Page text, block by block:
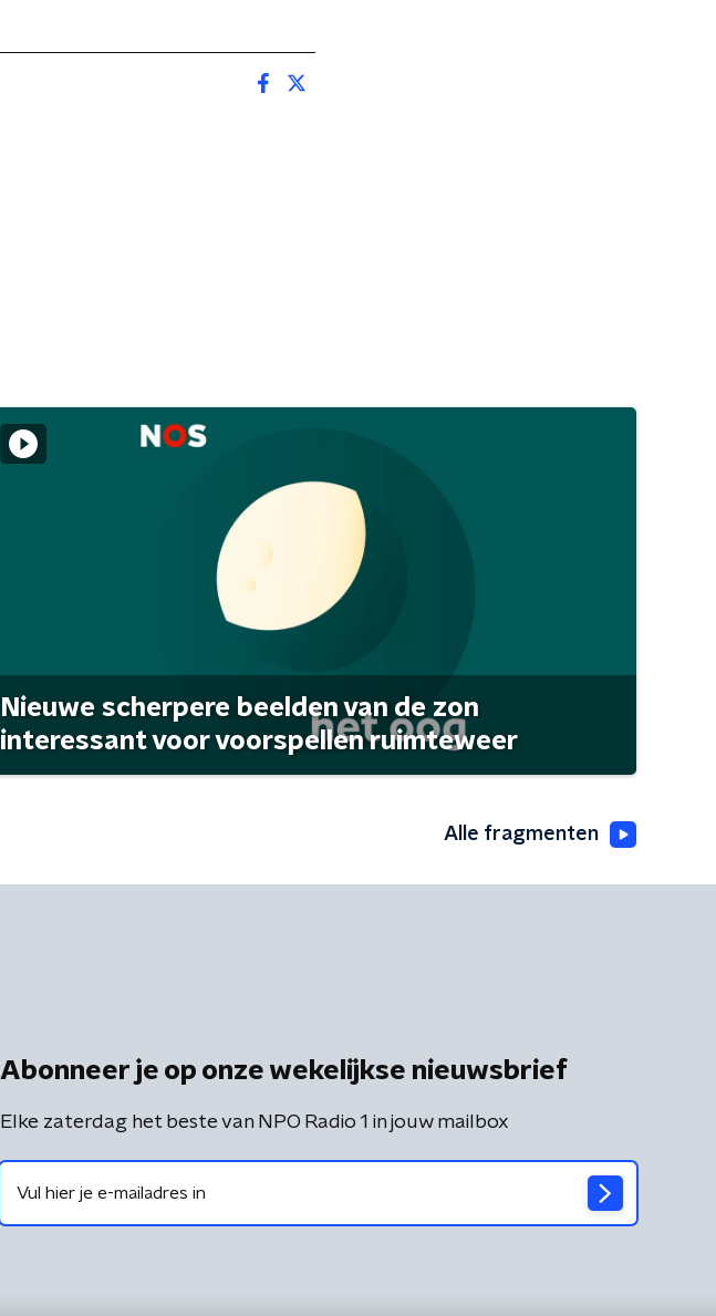
Nieuwe scherpere beelden van de zon
interessant voor voorspellen ruimteweer
Alle fragmenten
Abonneer je op onze wekelijkse nieuwsbrief
Elke zaterdag het beste van NPO Radio 1 in jouw mailbox